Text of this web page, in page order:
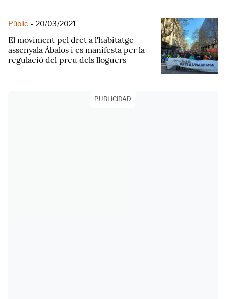
Públic - 20/03/2021
El moviment pel dret a l'habitatge
assenyala Ábalos i es manifesta per la
regulació del preu dels lloguers
PUBLICIDAD